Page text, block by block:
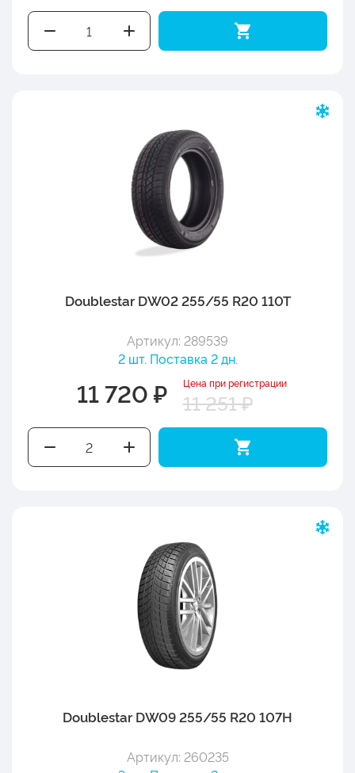
Doublestar DW02 255/55 R20 110T
Артикул: 289539
2 шт. Поставка 2 дн.
11 720 ₽ Цена при регистрации
11 251 ₽
Doublestar DW09 255/55 R20 107H
Артикул: 260235